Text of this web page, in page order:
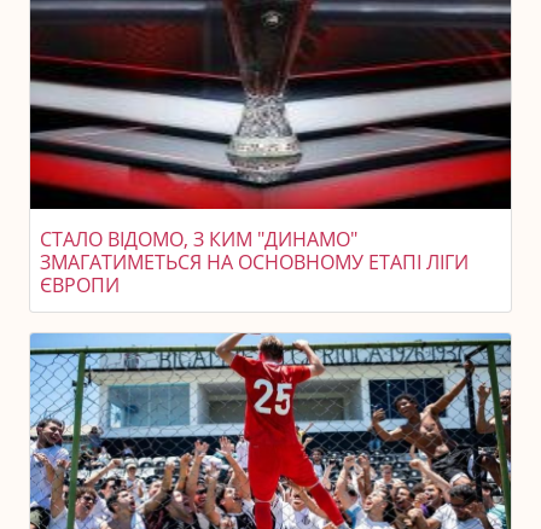
СТАЛО ВІДОМО, З КИМ "ДИНАМО"
ЗМАГАТИМЕТЬСЯ НА ОСНОВНОМУ ЕТАПІ ЛІГИ
ЄВРОПИ